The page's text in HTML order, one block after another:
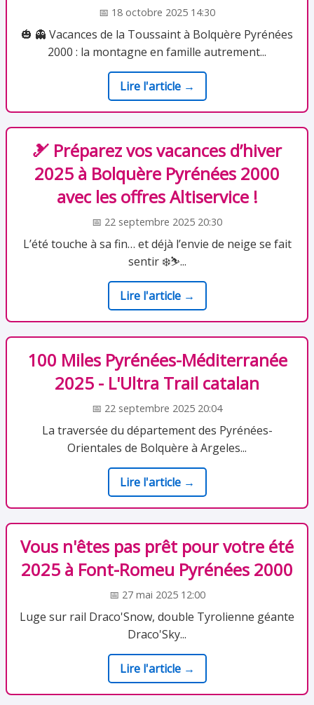
📅 18 octobre 2025 14:30
🎃 👻 Vacances de la Toussaint à Bolquère Pyrénées
2000 : la montagne en famille autrement...
Lire l'article →
🎿 Préparez vos vacances d’hiver
2025 à Bolquère Pyrénées 2000
avec les offres Altiservice !
📅 22 septembre 2025 20:30
L’été touche à sa fin… et déjà l’envie de neige se fait
sentir ❄️⛷️...
Lire l'article →
100 Miles Pyrénées-Méditerranée
2025 - L'Ultra Trail catalan
📅 22 septembre 2025 20:04
La traversée du département des Pyrénées-
Orientales de Bolquère à Argeles...
Lire l'article →
Vous n'êtes pas prêt pour votre été
2025 à Font-Romeu Pyrénées 2000
📅 27 mai 2025 12:00
Luge sur rail Draco'Snow, double Tyrolienne géante
Draco'Sky...
Lire l'article →